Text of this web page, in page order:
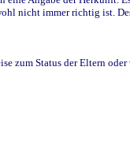
nicht immer richtig ist.
zum Status der Eltern